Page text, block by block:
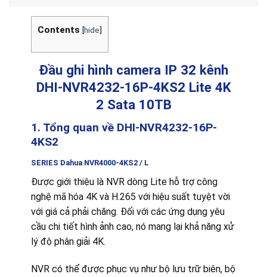
Contents [hide]
Đầu ghi hình camera IP 32 kênh
DHI-NVR4232-16P-4KS2 Lite 4K
2 Sata 10TB
1. Tổng quan về DHI-NVR4232-16P-
4KS2
SERIES Dahua NVR4000-4KS2 / L
Được giới thiệu là NVR dòng Lite hỗ trợ công
nghệ mã hóa 4K và H.265 với hiệu suất tuyệt vời
với giá cả phải chăng. Đối với các ứng dụng yêu
cầu chi tiết hình ảnh cao, nó mang lại khả năng xử
lý độ phân giải 4K.
NVR có thể được phục vụ như bộ lưu trữ biên, bộ